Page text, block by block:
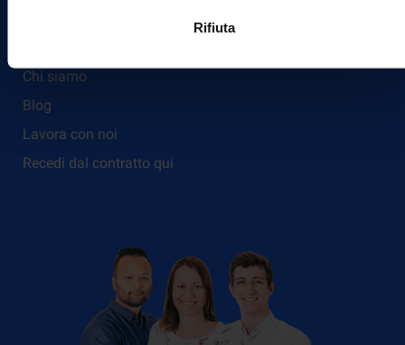
Rifiuta
Chi siamo
Blog
Lavora con noi
Recedi dal contratto qui